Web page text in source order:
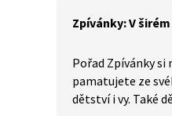
Zpívánky: V
Pořad Zpívánky si
pamatujete ze
dětství i vy. Také